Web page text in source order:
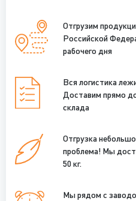
Отгрузим
Российской
рабочего дня
Вся логистика
Доставим прямо
склада
Отгрузка
проблема! Мы
50 кг.
Мы рядом с